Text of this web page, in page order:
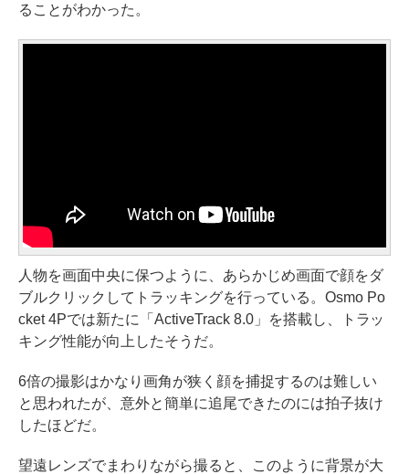
ることがわかった。
人物を画面中央に保つように、あらかじめ画面で顔をダ
ブルクリックしてトラッキングを行っている。Osmo Po
cket 4Pでは新たに「ActiveTrack 8.0」を搭載し、トラッ
キング性能が向上したそうだ。
6倍の撮影はかなり画角が狭く顔を捕捉するのは難しい
と思われたが、意外と簡単に追尾できたのには拍子抜け
したほどだ。
望遠レンズでまわりながら撮ると、このように背景が大